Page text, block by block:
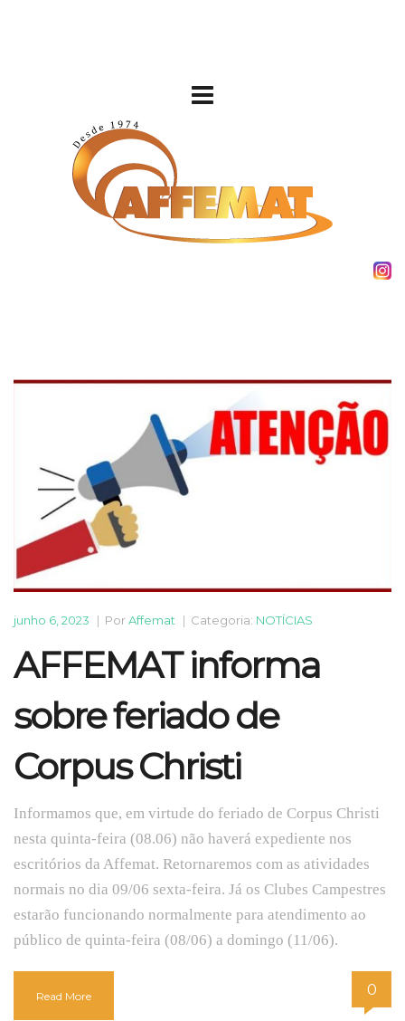
junho 6, 2023 | PorAffemat | Categoria: NOTÍCIAS
AFFEMAT informa
sobre feriado de
Corpus Christi
Informamos que, em virtude do feriado de Corpus Christi
nesta quinta-feira (08.06) não haverá expediente nos
escritórios da Affemat. Retornaremos com as atividades
normais no dia 09/06 sexta-feira. Já os Clubes Campestres
estarão funcionando normalmente para atendimento ao
público de quinta-feira (08/06) a domingo (11/06).
Read More 0